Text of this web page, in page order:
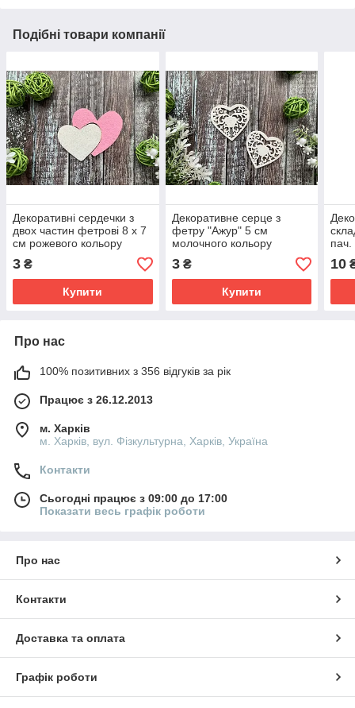
Подібні товари компанії
Декоративні сердечки з
двох частин фетрові 8 х 7
см рожевого кольору
3 ₴
Купити
Декоративне серце з
фетру "Ажур" 5 см
молочного кольору
3₴
Купити
пач.
10
Про нас
100% позитивних з 356 відгуків за рік
Працює з 26.12.2013
м. Харків
м. Харків, вул. Фізкультурна, Харків, Україна
Контакти
Сьогодні працює з 09:00 до 17:00
Показати весь графік роботи
Про нас
Контакти
Доставка та оплата
Графік роботи